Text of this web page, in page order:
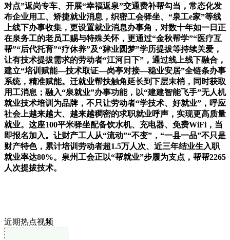
对点”返岗专车、开展“幸福返泉”交通费补帮勾当，常态化发
布企业用工、矫捷就业消息，织密工会驿坐、“泉工e家”等线
上线下办事收集，更设置就业消息办事角，对数十年如一日正
在泉务工的老员工赐与特殊关怀，更通过“金秋帮学”“医疗互
帮”“后代托育”“疗休养”及“肄业圆梦”学历提拔等持续关爱，
让有技术提拔需求的劳动者“江河日下”，通过线上线下融合，
建立“培训赋能—技术取证—岗亭对接—稳业安居”全链条办事
系统，精准赋能。迁就业帮扶触角延长到下层末梢，同时获取
用工消息；融入“泉就业”办事功能，以“建建智能飞手”无人机
就业技术培训为品牌，不只让劳动者“学技术、好就业”，呼应
社会上越来越大、越来越稠密的求职就业呼声，实现更高质量
就业。这座100平米驿坐配备饮水机、充电器、免费WiFi，当
即报名加入。让财产工人从“流动”“不变”，“一县一品”不只是
财产特色，累计培训劳动者超1.5万人次、近三年结业生入职
就业率达80%。泉州工会正以“帮就业”步履为支点，帮帮2265
人次提拔技术。
近期热点视频